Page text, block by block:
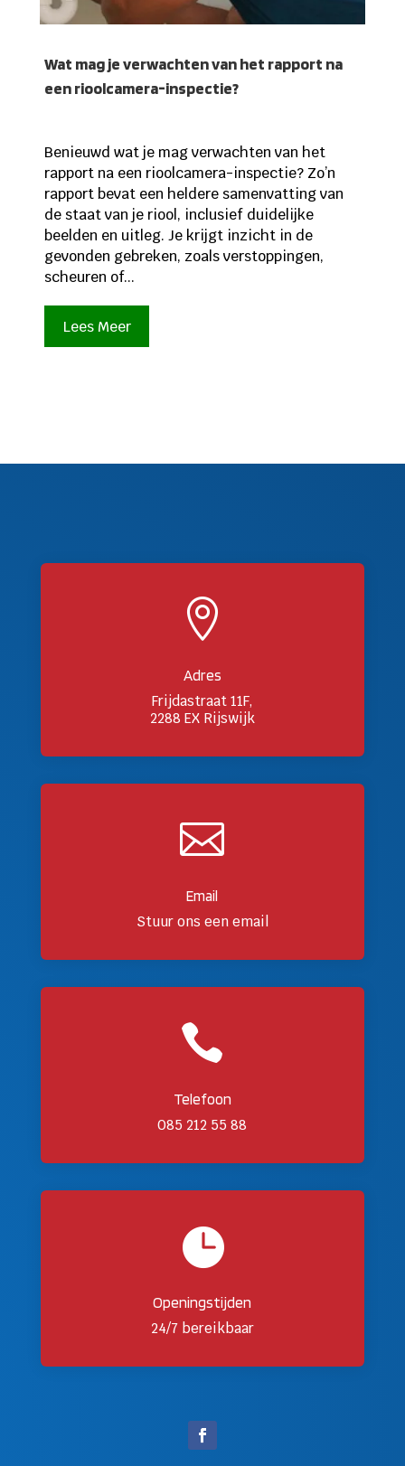
Wat mag je verwachten van het rapport na
een rioolcamera-inspectie?
Benieuwd wat je mag verwachten van het
rapport na een rioolcamera-inspectie? Zo’n
rapport bevat een heldere samenvatting van
de staat van je riool, inclusief duidelijke
beelden en uitleg. Je krijgt inzicht in de
gevonden gebreken, zoals verstoppingen,
scheuren of...
Lees Meer

Adres
Frijdastraat 11F,
2288 EX Rijswijk

Email
Stuur ons een email

Telefoon
085 212 55 88

Openingstijden
24/7 bereikbaar